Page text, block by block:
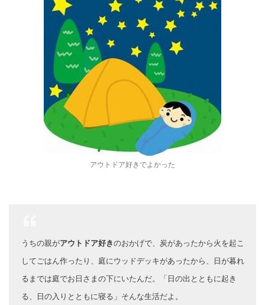
アウトドア好きでよかった
うちの親がアウトドア好きのおかげで、炭があったから火を起こ
してごはん作ったり、庭にウッドデッキがあったから、日が暮れ
るまでは庭でお日さまの下にいたんだ。「日の出とともに起き
る、日の入りとともに寝る」そんな生活だよ。